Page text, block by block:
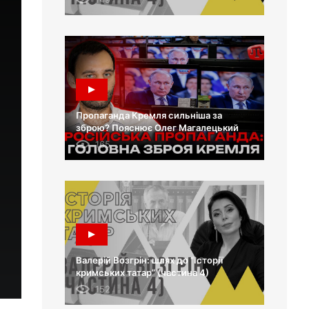
Пропаганда Кремля сильніша за
зброю? Пояснює Олег Магалецький
165
Валерій Возгрін: шлях до “Історії
кримських татар” (частина 4)
152